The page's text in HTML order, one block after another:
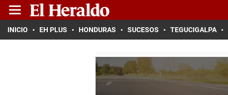
INICIO EH PLUS HONDURAS SUCESOS TEGUCIGALPA